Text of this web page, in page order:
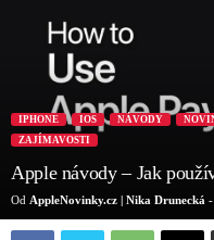
IPHONE IOS NÁVODY
ZAJÍMAVOSTI
Apple návody – Jak
Od AppleNovinky.cz | Nika Drunecká -